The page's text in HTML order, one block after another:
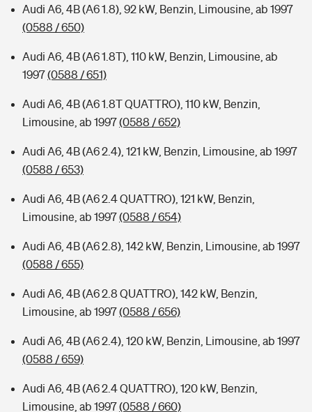
Audi A6, 4B (A6 1.8), 92 kW, Benzin, Limousine, ab 1997
(0588 / 650)
Audi A6, 4B (A6 1.8T), 110 kW, Benzin, Limousine, ab
1997(0588 / 651)
Audi A6, 4B (A6 1.8T QUATTRO), 110 kW, Benzin,
Limousine, ab 1997(0588 / 652)
Audi A6, 4B (A6 2.4), 121 kW, Benzin, Limousine, ab 1997
(0588 / 653)
Audi A6, 4B (A6 2.4 QUATTRO), 121 kW, Benzin,
Limousine, ab 1997(0588 / 654)
Audi A6, 4B (A6 2.8), 142 kW, Benzin, Limousine, ab 1997
(0588 / 655)
Audi A6, 4B (A6 2.8 QUATTRO), 142 kW, Benzin,
Limousine, ab 1997(0588 / 656)
Audi A6, 4B (A6 2.4), 120 kW, Benzin, Limousine, ab 1997
(0588 / 659)
Audi A6, 4B (A6 2.4 QUATTRO), 120 kW, Benzin,
Limousine, ab 1997(0588 / 660)